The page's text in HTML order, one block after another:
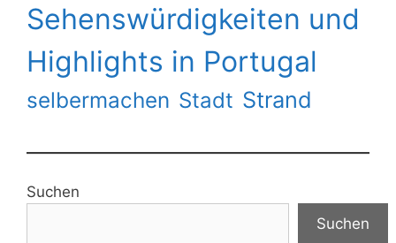
Sehenswürdigkeiten und
Highlights in Portugal
selbermachen Stadt Strand
Suchen
Suchen